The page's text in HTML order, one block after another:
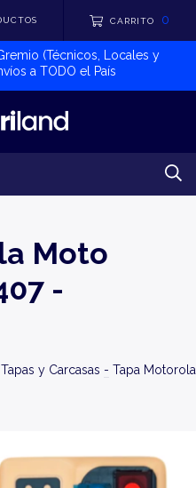
CARRITO 0
(Técnicos, Locales y
a TODO el País
Moto
-
Tapas y Carcasas - Tapa Motorola